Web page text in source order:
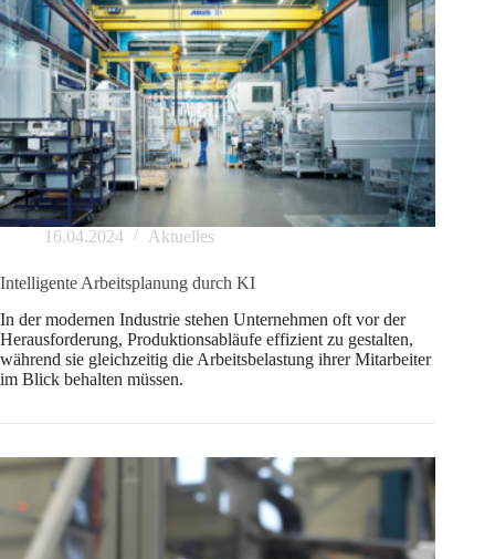
16.04.2024 Aktuelles
Intelligente Arbeitsplanung durch KI
In der modernen Industrie stehen Unternehmen oft vor der
Herausforderung, Produktionsabläufe effizient zu gestalten,
während sie gleichzeitig die Arbeitsbelastung ihrer Mitarbeiter
im Blick behalten müssen.